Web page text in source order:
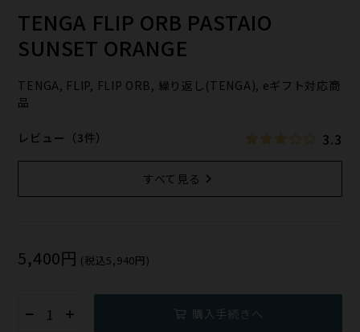
TENGA FLIP ORB PASTAIO
SUNSET ORANGE
TENGA, FLIP, FLIP ORB, 繰り返し(TENGA), eギフト対応商
品
レビュー（3件） 3.3
すべて見る
5,400円 (税込5,940円)
購入手続きへ